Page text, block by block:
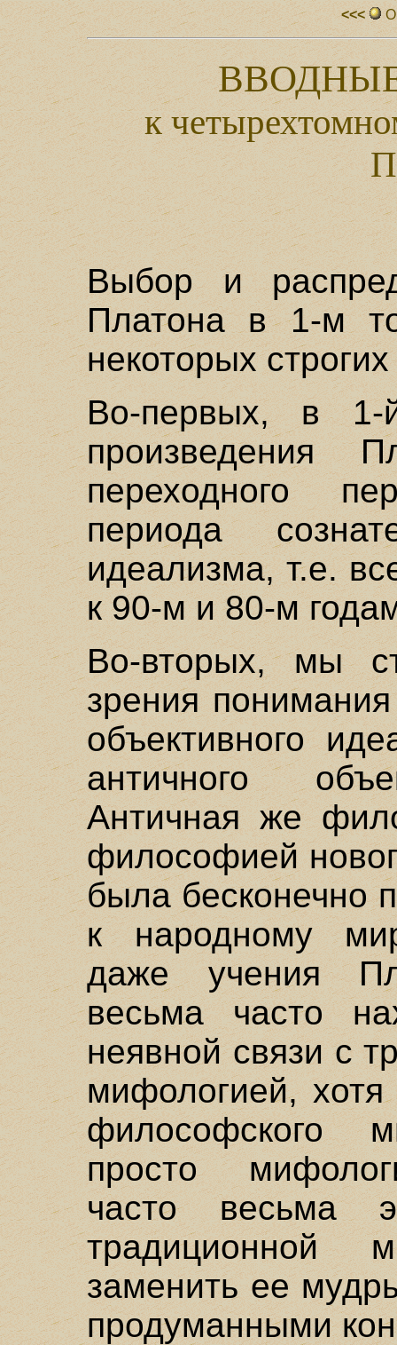
<<<
к
Выбор и
Платона в 1-м
некоторых
Во-первых, в
произведения
переходного
периода
идеализма, т.е.
к 90-м и 80-м
Во-вторых, мы
зрения
объективного
античного
Античная же
философией
была бесконечно
к народному
даже учения
весьма часто
неявной связи с
мифологией, хотя
философского
просто
часто весьма
традиционной
заменить ее
продуманными